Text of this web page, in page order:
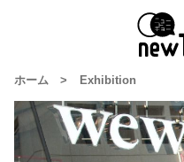
ホーム > Exhibition